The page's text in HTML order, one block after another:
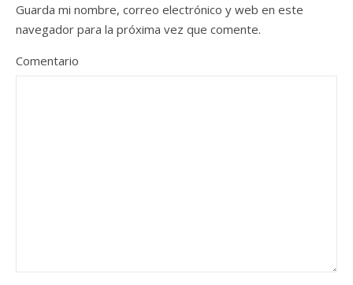
Guarda mi nombre, correo electrónico y web en este
navegador para la próxima vez que comente.
Comentario